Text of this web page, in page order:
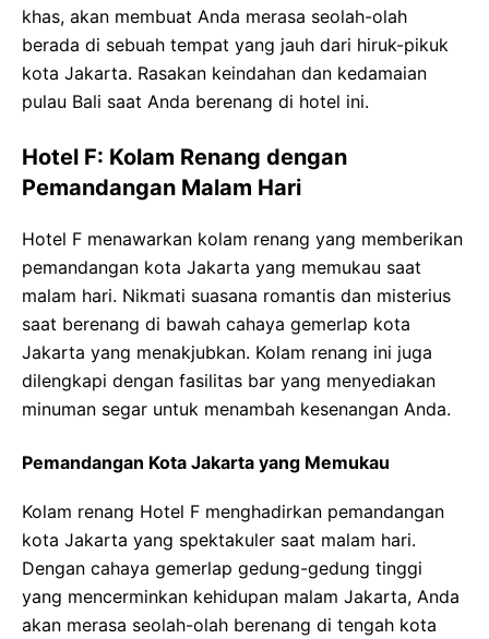
khas, akan membuat Anda merasa seolah-olah
berada di sebuah tempat yang jauh dari hiruk-pikuk
kota Jakarta. Rasakan keindahan dan kedamaian
pulau Bali saat Anda berenang di hotel ini.
Hotel F: Kolam Renang dengan
Pemandangan Malam Hari
Hotel F menawarkan kolam renang yang memberikan
pemandangan kota Jakarta yang memukau saat
malam hari. Nikmati suasana romantis dan misterius
saat berenang di bawah cahaya gemerlap kota
Jakarta yang menakjubkan. Kolam renang ini juga
dilengkapi dengan fasilitas bar yang menyediakan
minuman segar untuk menambah kesenangan Anda.
Pemandangan Kota Jakarta yang Memukau
Kolam renang Hotel F menghadirkan pemandangan
kota Jakarta yang spektakuler saat malam hari.
Dengan cahaya gemerlap gedung-gedung tinggi
yang mencerminkan kehidupan malam Jakarta, Anda
akan merasa seolah-olah berenang di tengah kota